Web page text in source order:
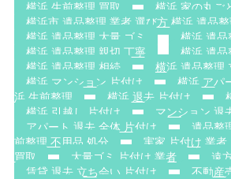
横浜 生前整理 買取
横浜 家の丸ご
横浜市 遺品整理 業者 選び方 横浜 遺品
横浜 遺品整理 大量 ゴミ
横浜 遺品
横浜 遺品整理 親切 丁寧
横浜 遺品
横浜 遺品整理 相続
横浜 遺品整理
横浜 マンション 片付け
横浜 アパ
浜 生前整理
横浜 退去 片付け
横浜 引越し 片付け
マンション 退
アパート 退去 全体 片付け
遺品整
前整理 不用品 処分
実家 片付け 業者
買取
大量ゴミ 片付け 業者
遠
賃貸 退去 立ち会い 片付け
不動産